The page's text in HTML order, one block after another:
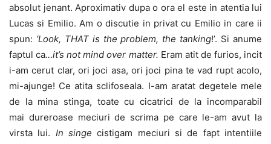
absolut jenant. Aproximativ dupa o ora el este in atentia lui
Lucas si Emilio. Am o discutie in privat cu Emilio in care ii
spun: ‘Look, THAT is the problem, the tanking!’. Si anume
faptul ca…it’s not mind over matter. Eram atit de furios, incit
i-am cerut clar, ori joci asa, ori joci pina te vad rupt acolo,
mi-ajunge! Ce atita sclifoseala. I-am aratat degetele mele
de la mina stinga, toate cu cicatrici de la incomparabil
mai dureroase meciuri de scrima pe care le-am avut la
virsta lui. In singe cistigam meciuri si de fapt intentiile